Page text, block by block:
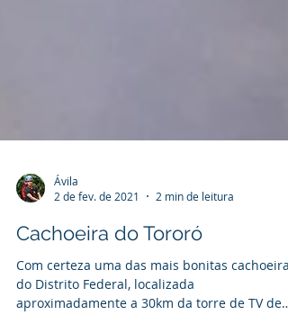
Ávila
2 de fev. de 2021
2 min de leitura
Cachoeira do Tororó
Com certeza uma das mais bonitas cachoeiras